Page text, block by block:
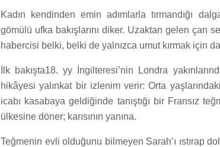
Kadın kendinden emin adımlarla tırmandığı
gömülü ufka bakışlarını diker. Uzaktan gelen çan
habercisi belki, belki de yalnızca umut kırmak için
İlk bakışta18. yy İngilteresi’nin Londra
hikâyesi yalınkat bir izlenim verir: Orta
icabı kasabaya geldiğinde tanıştığı bir Fransız
ülkesine döner; karısının yanına.
Teğmenin evli olduğunu bilmeyen Sarah’ı ıstırap